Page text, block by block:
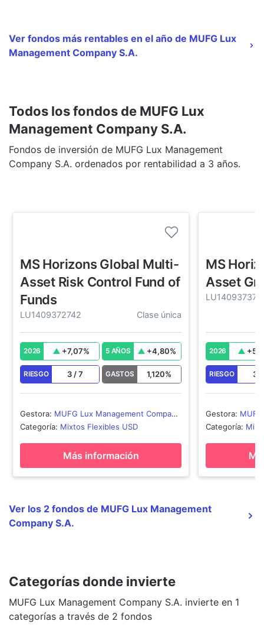
Ver fondos más rentables en el año de MUFG Lux
Management Company S.A.
Todos los fondos de MUFG Lux
Management Company S.A.
Fondos de inversión de MUFG Lux Management
Company S.A. ordenados por rentabilidad a 3 años.
MS Horizons Global Multi-
Asset Risk Control Fund of
Funds
LU1409372742 Clase única
2026 +7,07% 5 AÑOS +4,80%
RIESGO 3 /7 GASTOS 1,120%
Gestora: MUFG Lux Management Company
S.A.
Categoría: Mixtos Flexibles USD
Más información
MS
Asset
2026 +
RIESGO 3
Gestora:
S.A.
Categoría:
Ver los 2 fondos de MUFG Lux Management
Company S.A.
Categorías donde invierte
MUFG Lux Management Company S.A. invierte en 1
categorías a través de 2 fondos